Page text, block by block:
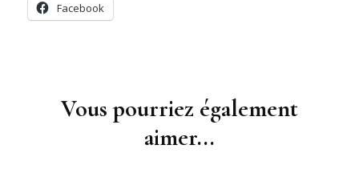
Facebook
Vous pourriez également
aimer...